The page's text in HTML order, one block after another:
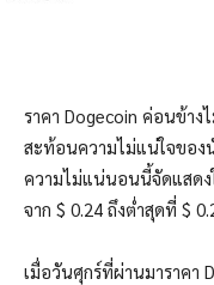
ราคา Dogecoin ค่อนข้า
สะท้อนความไม่แน่ใจของ
ความไม่แน่นอนนี้จัดแสดง
จาก $ 0.24 ถึงต่ำสุดที่ $
เมื่อวันศุกร์ที่ผ่านมาราคา